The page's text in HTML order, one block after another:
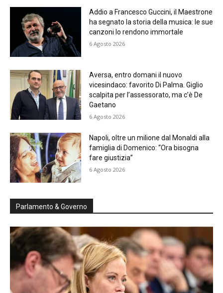
Addio a Francesco Guccini, il Maestrone
ha segnato la storia della musica: le sue
canzoni lo rendono immortale
6 Agosto 2026
Aversa, entro domani il nuovo
vicesindaco: favorito Di Palma. Giglio
scalpita per l’assessorato, ma c’è De
Gaetano
6 Agosto 2026
Napoli, oltre un milione dal Monaldi alla
famiglia di Domenico: “Ora bisogna
fare giustizia”
6 Agosto 2026
Parlamento & Governo